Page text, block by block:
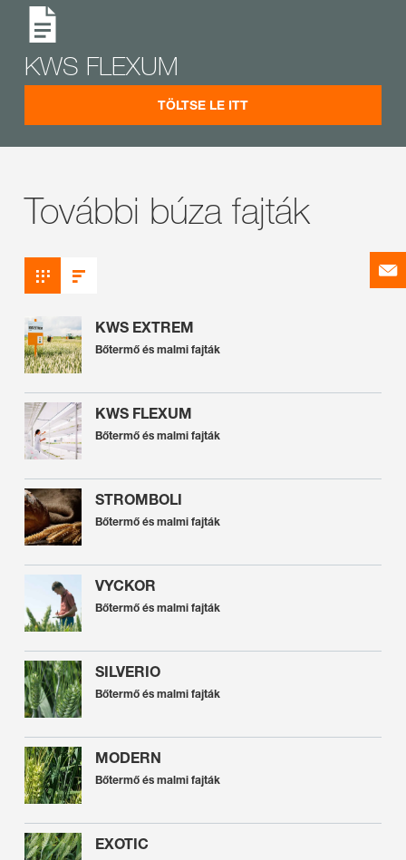
KWS FLEXUM
TÖLTSE LE ITT
További búza fajták
KWS EXTREM
Bőtermő és malmi fajták
KWS FLEXUM
Bőtermő és malmi fajták
STROMBOLI
Bőtermő és malmi fajták
VYCKOR
Bőtermő és malmi fajták
SILVERIO
Bőtermő és malmi fajták
MODERN
Bőtermő és malmi fajták
EXOTIC